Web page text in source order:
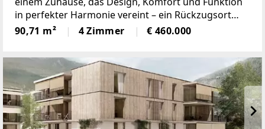
in perfekter Harmonie vereint – ein Rückzugsort
zum Ankommen, Aufatmen und Durchstarten.Diese
hochwertig sanierte 4-Zimmer-Wohnung überzeugt
90,71 m² 4 Zimmer € 460.000